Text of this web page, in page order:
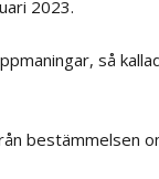
2023.
så
bestämmelsen